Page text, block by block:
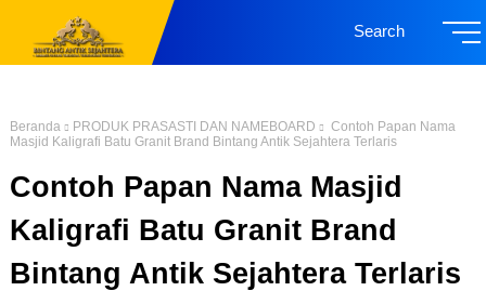
Search
Beranda PRODUK PRASASTI DAN NAMEBOARD
Contoh Papan Nama
Masjid Kaligrafi Batu Granit Brand Bintang Antik Sejahtera Terlaris
Contoh Papan Nama Masjid
Kaligrafi Batu Granit Brand
Bintang Antik Sejahtera Terlaris